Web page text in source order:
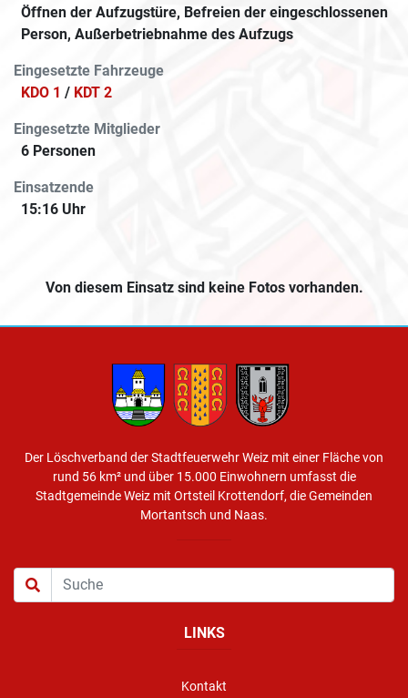
Öffnen der Aufzugstüre, Befreien der eingeschlossenen
Person, Außerbetriebnahme des Aufzugs
Eingesetzte Fahrzeuge
KDO 1 / KDT 2
Eingesetzte Mitglieder
6 Personen
Einsatzende
15:16 Uhr
Von diesem Einsatz sind keine Fotos vorhanden.
Der Löschverband der Stadtfeuerwehr Weiz mit einer Fläche von
rund 56 km² und über 15.000 Einwohnern umfasst die
Stadtgemeinde Weiz mit Ortsteil Krottendorf, die Gemeinden
Mortantsch und Naas.
LINKS
Kontakt